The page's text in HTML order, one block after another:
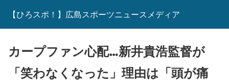
【ひろスポ！】広島スポーツニュースメディア
カープファン心配…新井貴浩監督が
「笑わなくなった」理由は「頭が痛